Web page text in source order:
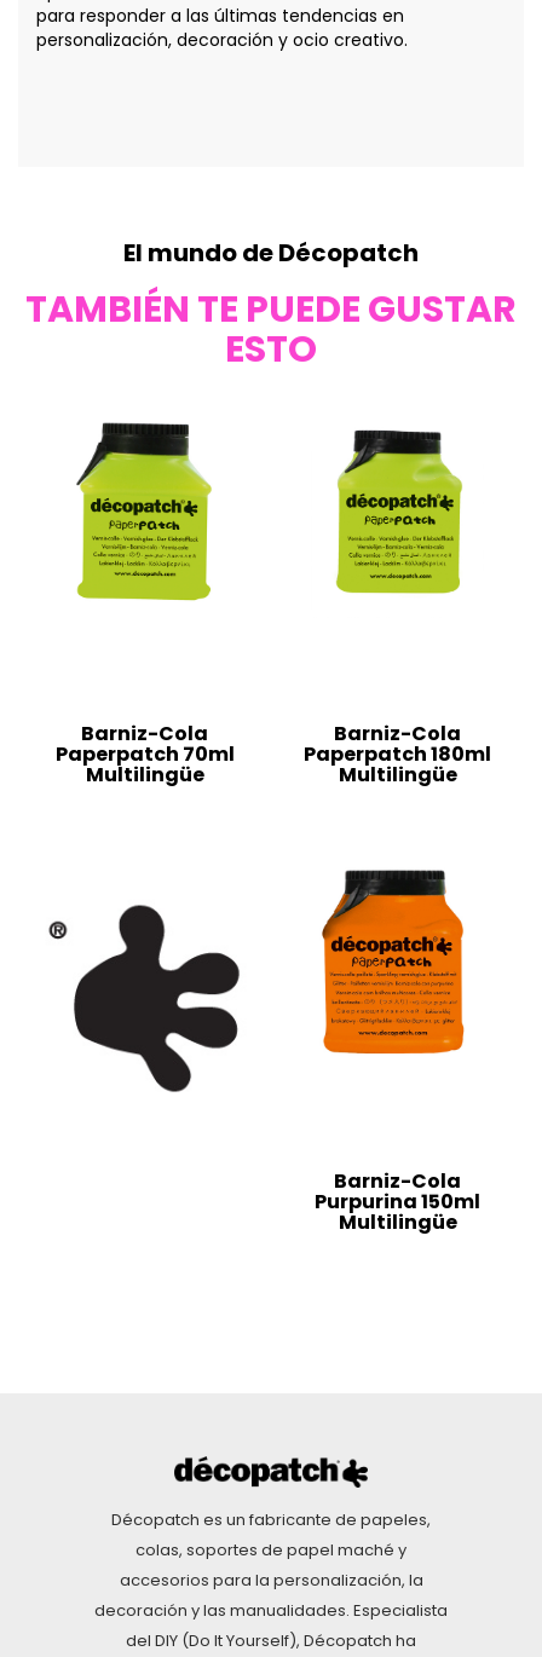
para responder a las últimas tendencias en
personalización, decoración y ocio creativo.
El mundo de Décopatch
TAMBIÉN TE PUEDE GUSTAR
ESTO
Barniz-Cola
Paperpatch 70ml
Multilingüe
Barniz-Cola
Paperpatch 180ml
Multilingüe
Barniz-Cola
Purpurina 150ml
Multilingüe
Décopatch es un fabricante de papeles,
colas, soportes de papel maché y
accesorios para la personalización, la
decoración y las manualidades. Especialista
del DIY (Do It Yourself), Décopatch ha